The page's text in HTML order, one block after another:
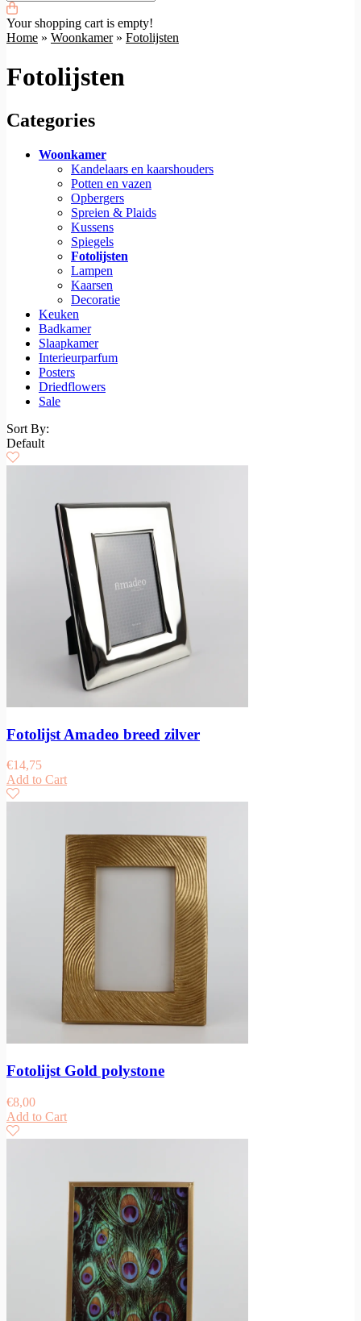
Your shopping cart is empty!
Home » Woonkamer» Fotolijsten
Fotolijsten
Categories
Woonkamer
Kandelaars en kaarshouders
Potten en vazen
Opbergers
Spreien & Plaids
Kussens
Spiegels
Fotolijsten
Lampen
Kaarsen
Decoratie
Keuken
Badkamer
Slaapkamer
Interieurparfum
Posters
Driedflowers
Sale
Sort By:
Default
Fotolijst Amadeo breed zilver
€14,75
Add to Cart
Fotolijst Gold polystone
€8,00
Add to Cart